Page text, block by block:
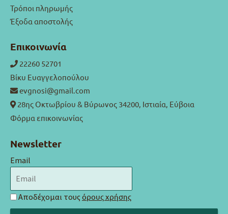
Τρόποι πληρωμής
Έξοδα αποστολής
Επικοινωνία
22260 52701
Βίκυ Ευαγγελοπούλου
evgnosi@gmail.com
28ης Οκτωβρίου & Βύρωνος 34200, Ιστιαία, Εύβοια
Φόρμα επικοινωνίας
Newsletter
Email
Αποδέχομαι τους όρους χρήσης